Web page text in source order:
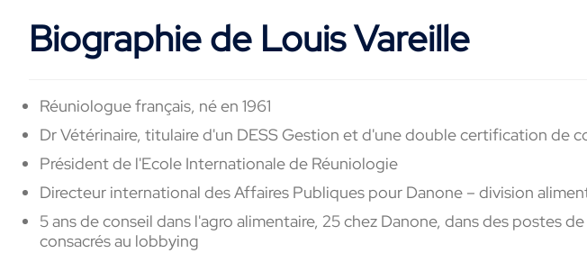
Biographie de Louis Vareille
Réuniologue français, né en 1961
Dr Vétérinaire, titulaire d'un DESS Gestion et d'une double certification de
Président de l'Ecole Internationale de Réuniologie
Directeur international des Affaires Publiques pour Danone – division
5 ans de conseil dans l'agro alimentaire, 25 chez Danone, dans des postes
consacrés au lobbying